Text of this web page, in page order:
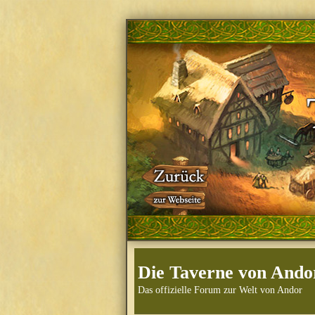
Die Taverne von
Das offizielle Forum zur Welt von Andor